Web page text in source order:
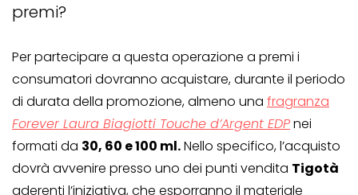
premi?
Per partecipare a questa operazione a premi i
consumatori dovranno acquistare, durante il periodo
di durata della promozione, almeno una fragranza
Forever Laura Biagiotti Touche d’Argent EDPnei
formati da 30, 60 e 100 ml.Nello specifico, l’acquisto
dovrà avvenire presso uno dei punti vendita Tigotà
aderenti l’iniziativa, che esporranno il materiale